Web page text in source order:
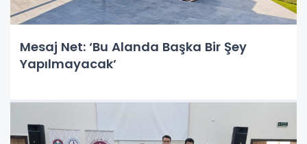
Mesaj Net: ‘Bu Alanda Başka Bir Şey
Yapılmayacak’